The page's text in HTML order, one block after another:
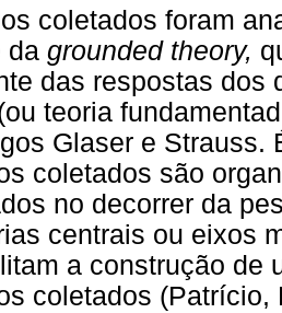
coletados foram
da grounded theory,
das respostas dos
teoria
Glaser e Strauss.
coletados são
no decorrer da
centrais ou eixos
a construção de
coletados (Patrício,